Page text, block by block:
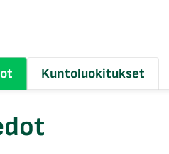
Kuntoluokitukset